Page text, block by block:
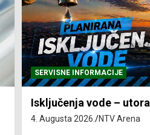
SERVISNE INFORMACIJE
Isključenja vode –
4. Augusta 2026. NTV Arena